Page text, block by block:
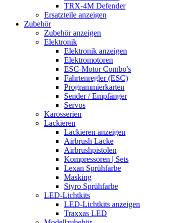
TRX-4M Defender
Ersatzteile anzeigen
Zubehör
Zubehör anzeigen
Elektronik
Elektronik anzeigen
Elektromotoren
ESC-Motor Combo's
Fahrtenregler (ESC)
Programmierkarten
Sender / Empfänger
Servos
Karosserien
Lackieren
Lackieren anzeigen
Airbrush Lacke
Airbrushpistolen
Kompressoren | Sets
Lexan Sprühfarbe
Masking
Styro Sprühfarbe
LED-Lichtkits
LED-Lichtkits anzeigen
Traxxas LED